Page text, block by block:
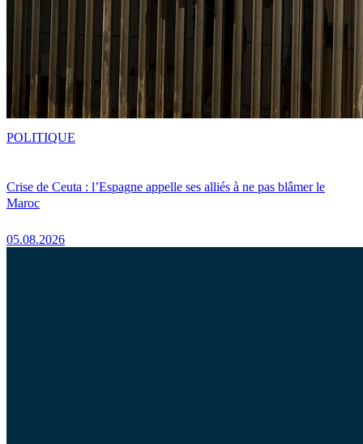
Crise de Ceuta : l’Espagne appelle ses alliés à ne pas blâmer le
Maroc
05.08.2026
POLITIQUE